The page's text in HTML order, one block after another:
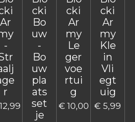
Ar
-
r
cki
Bo
uw
-
Bo
uw
pla
ats
set
je
cki
Ar
my
Le
ger
voe
rtui
g
€ 10,00
cki
Ar
my
Kle
in
Vli
egt
uig
€ 5,99